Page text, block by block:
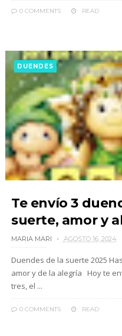
0 COMMENTS READ
DUENDES
Te envío 3
suerte, amor y
MARIA MARI AGOSTO 16, 2024
Duendes de la suerte 2025
amor y de la alegría Hoy te
tres, el ...
0 COMMENTS READ